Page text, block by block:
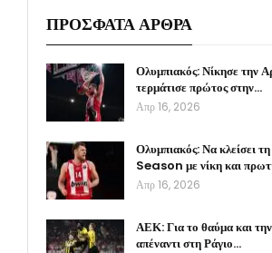
ΠΡΟΣΦΑΤΑ ΑΡΘΡΑ
Ολυμπιακός: Νίκησε την
τερμάτισε πρώτος στην…
Απρ 16, 2026
Ολυμπιακός: Να κλείσει
Season με νίκη και
Απρ 16, 2026
ΑΕΚ: Για το θαύμα και
απέναντι στη Ράγιο…